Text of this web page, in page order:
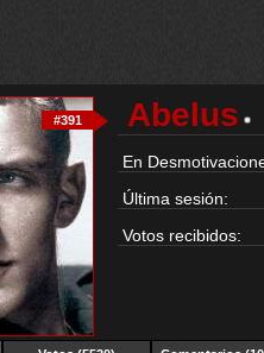
#391 Abelus
En
Última sesión:
Votos recibidos: